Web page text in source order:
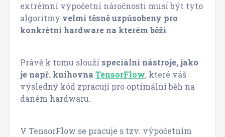
extrémní výpočetní náročnosti musí být tyto
algoritmy velmi těsně uzpůsobeny pro
konkrétní hardware na kterém běží.
Právě k tomu slouží speciální nástroje, jako
je např. knihovna TensorFlow, které váš
výsledný kód zpracují pro optimální běh na
daném hardwaru.
V TensorFlow se pracuje s tzv. výpočetním